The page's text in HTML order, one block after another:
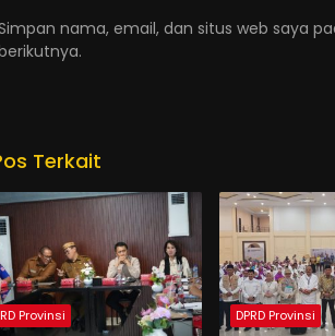
nama, email, dan situs web saya
Terkait
Provinsi DPRD Provinsi